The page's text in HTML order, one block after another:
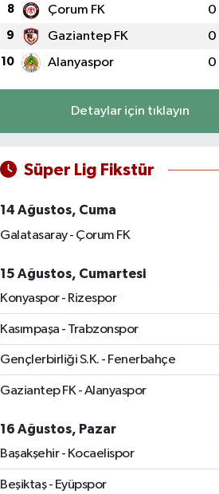
8 Çorum FK 0
9 Gaziantep FK 0
10 Alanyaspor 0
Detaylar için tıklayın
Süper Lig Fikstür
14 Ağustos, Cuma
Galatasaray - Çorum FK
15 Ağustos, Cumartesi
Konyaspor - Rizespor
Kasımpaşa - Trabzonspor
Gençlerbirliği S.K. - Fenerbahçe
Gaziantep FK - Alanyaspor
16 Ağustos, Pazar
Başakşehir - Kocaelispor
Beşiktaş - Eyüpspor